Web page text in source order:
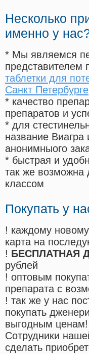
Несколько
именно у
* Мы являемся
представителем
таблетки для
Санкт Петербурге
* качество
препаратов и
* для
название
анонимныого
* быстрая и
так же возможна
классом
Покупать у
! каждому
карта на
! БЕСПЛАТНАЯ
рублей
! оптовым
препарата с
! так же у нас
покупать
выгодным ценам!
Cотрудники
сделать